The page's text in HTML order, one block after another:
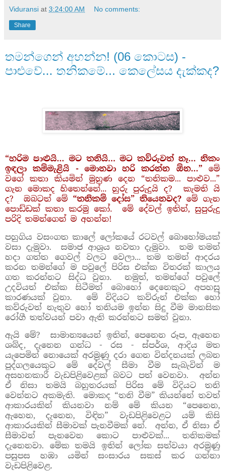
Viduransi at 3:24:00 AM No comments:
Share
තමන්ගෙන් අහන්න! (06 කොටස) -
පාළුවේ... තනිකමේ... කෙලේසය දැක්කද?
“හරිම පාළුයි... මට තනියි... මට කව්රුවත් නෑ... නිකං
ඉඳලා කම්මැළියි - මොනවා හරි කරන්න ඕන...” මේ
වගේ කතා කියමින් මුහුණ දෙන “තනිකම... පාළුව...”
ගැන මොකද හිතෙන්නේ... හුරු පුරුදුයි ද? කැමති යි
ද? ඔබටත් මේ “තනිකම් දෝස” තියෙනවද? මේ ගැන
පොඩ්ඩක් කතා කරමු කෝ. මේ දේවල් ඉතින්, සුපුරුදු
පරිදි තමන්ගෙන් ම අහන්න!
පහුගිය වසංගත කාලේ ලෝකයේ රටවල් බොහෝමයක්
වසා දැමුවා.
සමාජ ආශ්‍රය නවතා දැමුවා.
තම තමන්
හදා ගත්ත ගෙවල් වලට වෙලා... තම තමන් ආදරය
කරන තමන්ගේ ම පවුලේ පිරිස එක්ක විතරක් කාලය
ගත කරන්නට සිද්ධ වුනා.
නමුත්, තමන්ගේ පවුලේ
උදවියත් එක්ක සිටීමත් බොහෝ දෙනෙකුට අපහසු
කාරණයක් වුනා.
මේ විදියට කව්රුන් එක්ක හෝ
කව්රුවත් නැතුව හෝ තනියම ඉන්න සිදු වීම මානසික
රෝගී තත්වයන් පවා ඇති කරන්නට සමත් වුනා.
ඇයි මේ?
සාමාන්‍යයෙන් ඉතින්, පෙනෙන රූප, ඇහෙන
ශබ්ද, දැනෙන ගන්ධ - රස - ස්පර්ශ, ආදිය මත
යැපෙමින් නොයෙක් අරමුණු දරා ගෙන වින්දනයක් ලබන
පුද්ගලයෙකුට මේ දේවල් සීමා වීම සැබැවින් ම
අසහනකාරී වැඩපිළිවෙළක් බවට පත් වෙනවා.
අන්න
ඒ නිසා තමයි බහුතරයක් පිරිස මේ විදියට තනි
වෙන්නට අකමැති.
මොකද “තනි වීම” කියන්නේ තවත්
ආකාරයකින් කියනවා නම් මේ කියන “පෙනෙන,
ඇහෙන, දැනෙන, විඳින” වැඩපිළිවෙළට යම් කිසි
ආකාරයකින් සීමාවක් පැනවීමක් නේ.
අන්න, ඒ නිසා ඒ
සීමාවන් පැනවෙන කොට පාළුවක්... තනිකමක්
දැනෙනවා. මේක තමයි ඉතින් ලෝක සත්වයා අරමුණු
පසුපස හඹා යමින් සංසාරය සකස් කර ගන්නා
වැඩපිළිවෙළ.